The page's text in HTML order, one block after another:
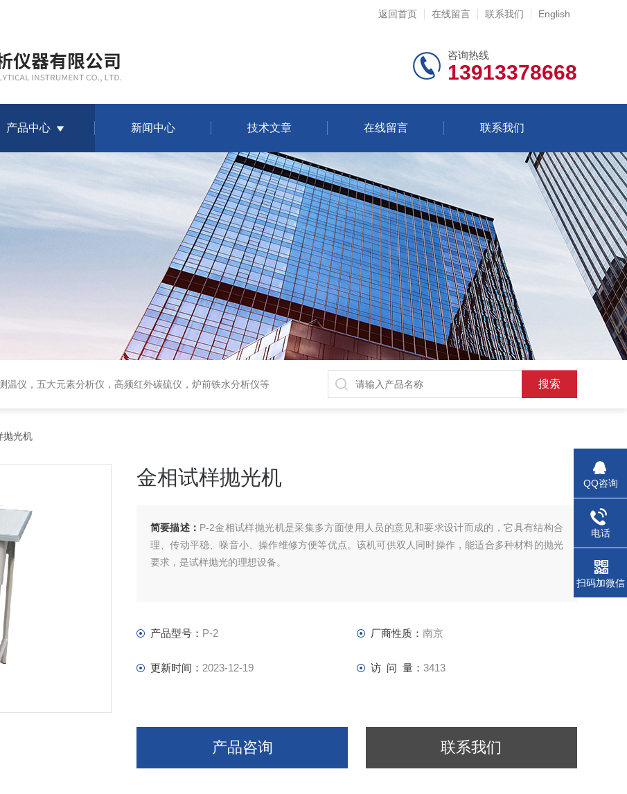
返回首页 在线留言 联系我们 English
咨询热线
13913378668
产品中心 新闻中心 技术文章 在线留言 联系我们
温仪，五大元素分析仪，高频红外碳硫仪，炉前铁水分析仪等
抛光机
金相试样抛光机
简要描述： P-2金相试样抛光机是采集多方面使用人员的意见和要求设计而成的，它具有结构合
理、传动平稳、噪音小、操作维修方便等优点。该机可供双人同时操作，能适合多种材料的抛光
要求，是试样抛光的理想设备。
产品型号： P-2 厂商性质： 南京
更新时间： 2023-12-19 访 问 量： 3413
产品咨询 联系我们
QQ咨询
电话
扫码加微信